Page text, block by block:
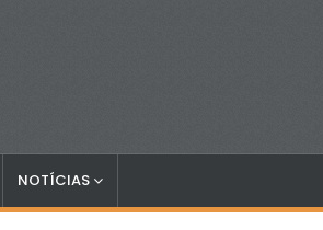
NOTÍCIAS